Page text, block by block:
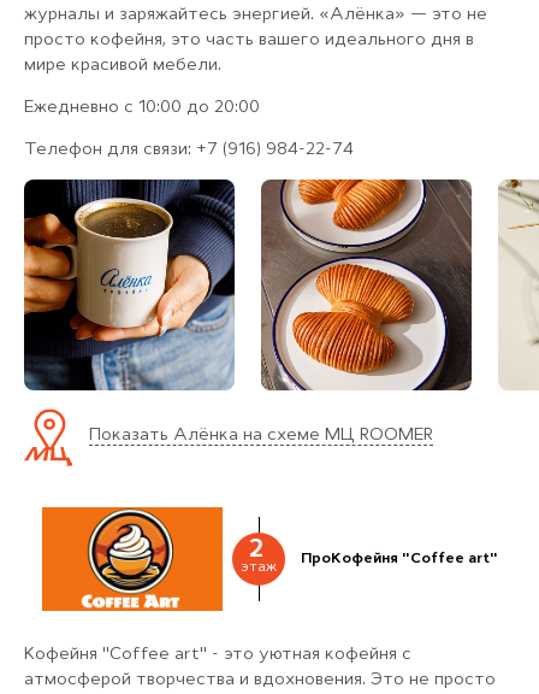
журналы и заряжайтесь энергией. «Алёнка» — это не
просто кофейня, это часть вашего идеального дня в
мире красивой мебели.
Ежедневно с 10:00 до 20:00
Телефон для связи: +7 (916) 984-22-74
Показать Алёнка на схеме МЦ ROOMER
2
этаж
ПроКофейня "Coffee art"
Кофейня "Coffee art" - это уютная кофейня с
атмосферой творчества и вдохновения. Это не просто